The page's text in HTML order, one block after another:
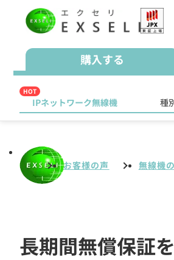
購入する
HOT
IPネットワーク無線機 種
お客様の声 無線機
長期間無償保証